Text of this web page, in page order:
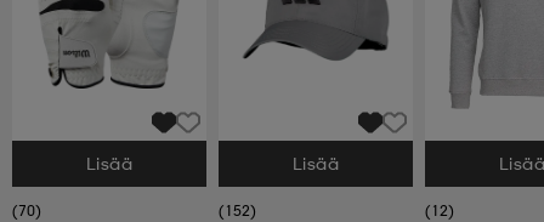
Valitse Koko
Lisää
(70)
Valitse Koko
Lisää
(152)
Valitse Koko
(12)